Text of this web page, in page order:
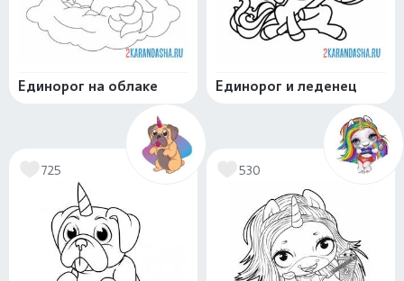
Единорог на облаке Единорог и леденец
725 530